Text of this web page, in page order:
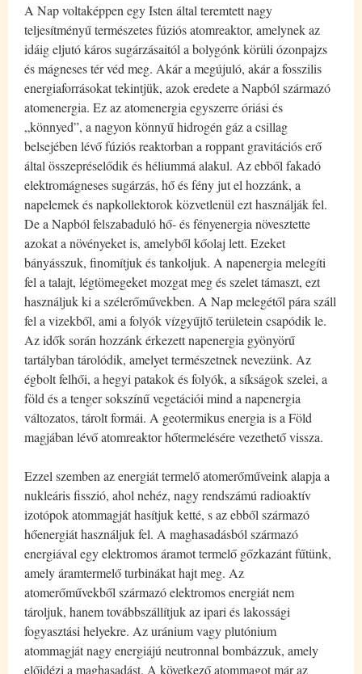
A Nap voltaképpen egy Isten által teremtett nagy
teljesítményű természetes fúziós atomreaktor, amelynek az
idáig eljutó káros sugárzásaitól a bolygónk körüli ózonpajzs
és mágneses tér véd meg. Akár a megújuló, akár a fosszilis
energiaforrásokat tekintjük, azok eredete a Napból származó
atomenergia. Ez az atomenergia egyszerre óriási és
„könnyed”, a nagyon könnyű hidrogén gáz a csillag
belsejében lévő fúziós reaktorban a roppant gravitációs erő
által összepréselődik és héliummá alakul. Az ebből fakadó
elektromágneses sugárzás, hő és fény jut el hozzánk, a
napelemek és napkollektorok közvetlenül ezt használják fel.
De a Napból felszabaduló hő- és fényenergia növesztette
azokat a növényeket is, amelyből kőolaj lett. Ezeket
bányásszuk, finomítjuk és tankoljuk. A napenergia melegíti
fel a talajt, légtömegeket mozgat meg és szelet támaszt, ezt
használjuk ki a szélerőművekben. A Nap melegétől pára száll
fel a vizekből, ami a folyók vízgyűjtő területein csapódik le.
Az idők során hozzánk érkezett napenergia gyönyörű
tartályban tárolódik, amelyet természetnek nevezünk. Az
égbolt felhői, a hegyi patakok és folyók, a síkságok szelei, a
föld és a tenger sokszínű vegetációi mind a napenergia
változatos, tárolt formái. A geotermikus energia is a Föld
magjában lévő atomreaktor hőtermelésére vezethető vissza.
Ezzel szemben az energiát termelő atomerőműveink alapja a
nukleáris fisszió, ahol nehéz, nagy rendszámú radioaktív
izotópok atommagját hasítjuk ketté, s az ebből származó
hőenergiát használjuk fel. A maghasadásból származó
energiával egy elektromos áramot termelő gőzkazánt fűtünk,
amely áramtermelő turbinákat hajt meg. Az
atomerőművekből származó elektromos energiát nem
tároljuk, hanem továbbszállítjuk az ipari és lakossági
fogyasztási helyekre. Az uránium vagy plutónium
atommagját nagy energiájú neutronnal bombázzuk, amely
előidézi a maghasadást. A következő atommagot már az